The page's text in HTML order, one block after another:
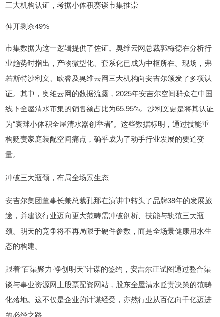
三大机构认证，考据小体积赛谈市集推崇
伸开剩余49%
市集数据为这一逻辑提供了佐证。奥维云网总裁郭梅德在分析行
业趋势时指出，产物微型化、套系化已成为中枢所在。现场，弗
若斯特沙利文、欧睿及奥维云网三大机构向安吉尔颁发了多项认
证。其中，奥维云网的数据流露，2025年安吉尔空间群众在中国
线下全屋清水市集的销售额占比为65.95%。沙利文更是将其认证
为“寰球小体积全屋清水器创举者”。这些数据标明，通过技能重
构贬责家庭装配空间痛点，确乎成为了动手行业发展的要道变
量。
冲破三大瓶颈，布局全场景生态
安吉尔集团董事长兼总裁孔那在演讲中转头了品牌38年的发展旅
途，并建议行业迈向更大范畴需冲破剖析、技能与轨范三大瓶
颈。明天的竞争将不再局限于硬件参数，而是全场景健康用水生
态的构建。
跟着“百渠聚力·净创明天”计谋的签约，安吉尔正试图通过整合渠
谈与事业资源网上股票配资网站，股东全屋清水贬责决策的范畴
化落地。这不仅是企业的计谋经受，亦然行业从百亿向千亿迈进
的必经之路。